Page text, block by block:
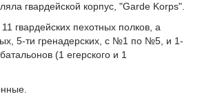
гвардейской корпус, "Garde Korps".
гвардейских пехотных полков, а
5-ти гренадерских, с №1 по №5, и 1-
(1 егерского и 1